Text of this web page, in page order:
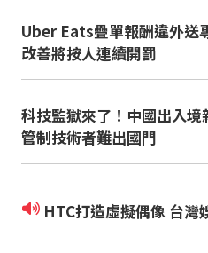
Uber Eats疊單報酬違外送
改善將按人連續開罰
科技監獄來了！中國出入
管制技術者難出國門
HTC打造虛擬偶像 台灣